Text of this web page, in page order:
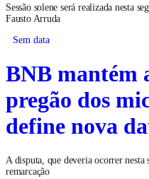
Sessão solene será realizada nesta
Fausto Arruda
Sem data
BNB mantém
pregão dos
define nova
A disputa, que deveria ocorrer nesta
remarcação